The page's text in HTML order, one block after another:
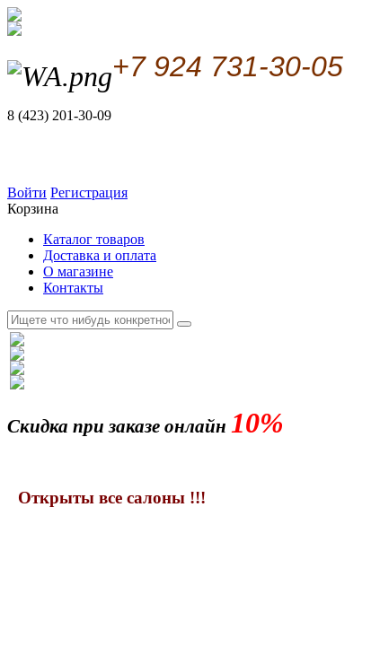
+7 924 731-30-05
8 (423) 201-30-09
Войти Регистрация
Корзина
Каталог товаров
Доставка и оплата
О магазине
Контакты
Скидка при заказе онлайн 10%
Открыты все салоны !!!